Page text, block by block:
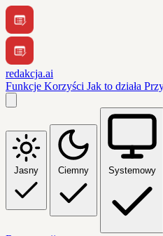
redakcja.ai
Funkcje Korzyści Jak to działa
Jasny Ciemny Systemowy